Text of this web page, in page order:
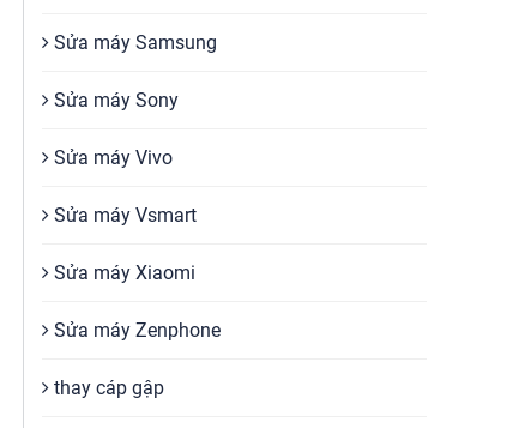
Sửa máy Samsung
Sửa máy Sony
Sửa máy Vivo
Sửa máy Vsmart
Sửa máy Xiaomi
Sửa máy Zenphone
thay cáp gập